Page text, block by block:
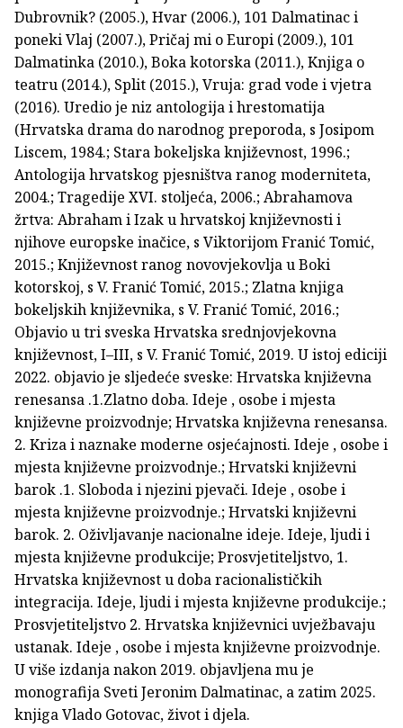
Dubrovnik? (2005.), Hvar (2006.), 101 Dalmatinac i
poneki Vlaj (2007.), Pričaj mi o Europi (2009.), 101
Dalmatinka (2010.), Boka kotorska (2011.), Knjiga o
teatru (2014.), Split (2015.), Vruja: grad vode i vjetra
(2016). Uredio je niz antologija i hrestomatija
(Hrvatska drama do narodnog preporoda, s Josipom
Liscem, 1984.; Stara bokeljska književnost, 1996.;
Antologija hrvatskog pjesništva ranog moderniteta,
2004.; Tragedije XVI. stoljeća, 2006.; Abrahamova
žrtva: Abraham i Izak u hrvatskoj književnosti i
njihove europske inačice, s Viktorijom Franić Tomić,
2015.; Književnost ranog novovjekovlja u Boki
kotorskoj, s V. Franić Tomić, 2015.; Zlatna knjiga
bokeljskih književnika, s V. Franić Tomić, 2016.;
Objavio u tri sveska Hrvatska srednjovjekovna
književnost, I–III, s V. Franić Tomić, 2019. U istoj ediciji
2022. objavio je sljedeće sveske: Hrvatska književna
renesansa .1.Zlatno doba. Ideje , osobe i mjesta
književne proizvodnje; Hrvatska književna renesansa.
2. Kriza i naznake moderne osjećajnosti. Ideje , osobe i
mjesta književne proizvodnje.; Hrvatski književni
barok .1. Sloboda i njezini pjevači. Ideje , osobe i
mjesta književne proizvodnje.; Hrvatski književni
barok. 2. Oživljavanje nacionalne ideje. Ideje, ljudi i
mjesta književne produkcije; Prosvjetiteljstvo, 1.
Hrvatska književnost u doba racionalističkih
integracija. Ideje, ljudi i mjesta književne produkcije.;
Prosvjetiteljstvo 2. Hrvatska književnici uvježbavaju
ustanak. Ideje , osobe i mjesta književne proizvodnje.
U više izdanja nakon 2019. objavljena mu je
monografija Sveti Jeronim Dalmatinac, a zatim 2025.
knjiga Vlado Gotovac, život i djela.